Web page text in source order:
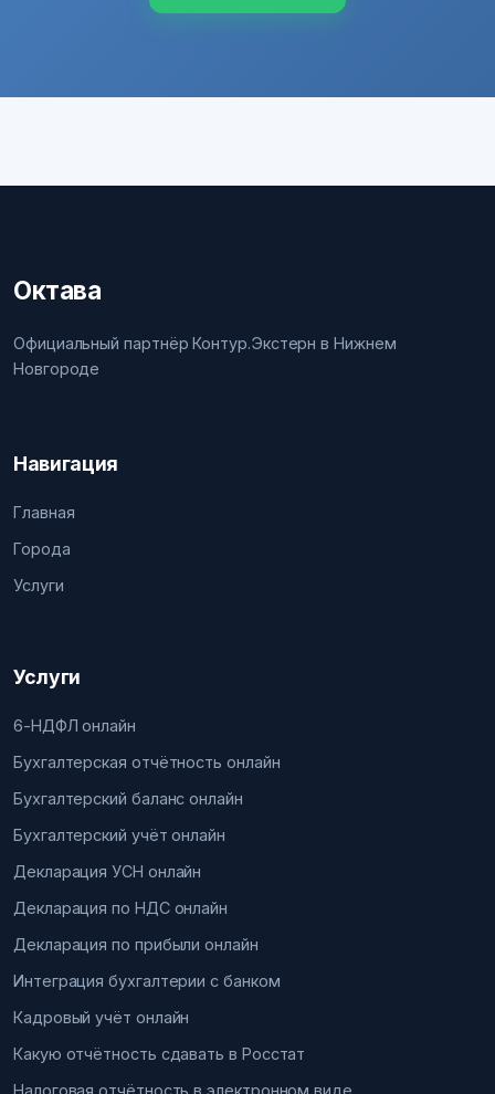
Октава
Официальный партнёр Контур.Экстерн в Нижнем
Новгороде
Навигация
Главная
Города
Услуги
Услуги
6-НДФЛ онлайн
Бухгалтерская отчётность онлайн
Бухгалтерский баланс онлайн
Бухгалтерский учёт онлайн
Декларация УСН онлайн
Декларация по НДС онлайн
Декларация по прибыли онлайн
Интеграция бухгалтерии с банком
Кадровый учёт онлайн
Какую отчётность сдавать в Росстат
Налоговая отчётность в электронном виде